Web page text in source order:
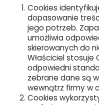
Cookies
dopasowanie
jego potrzeb.
umożliwia
skierowanych do
Właściciel
odpowiedni
zebrane dane są
wewnątrz firmy w
Cookies